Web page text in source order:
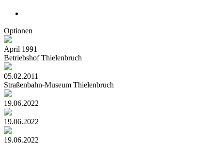
Optionen
April 1991
Betriebshof Thielenbruch
05.02.2011
Straßenbahn-Museum Thielenbruch
19.06.2022
19.06.2022
19.06.2022